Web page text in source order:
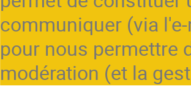
communiquer (via
pour nous permettre
modération (et la